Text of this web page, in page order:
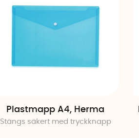
Plastmapp A4, Herma
Stängs säkert med tryckknapp